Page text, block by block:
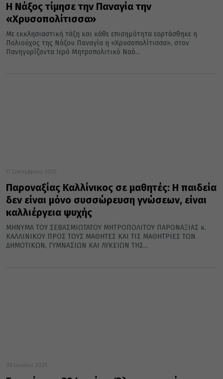
Η Νάξος τίμησε την Παναγία την
«Χρυσοπολίτισσα»
Με εκκλησιαστική τάξη και κάθε επισημότητα εορτάσθηκε η
Πολιούχος της Νάξου Παναγία η «Χρυσοπολίτισσα», στον
Πανηγυρίζοντα Ιερό Μητροπολιτικό Ναό...
11 Σεπτεμβρίου 2025
Παροναξίας Καλλίνικος σε μαθητές: Η παιδεία
δεν είναι μόνο συσσώρευση γνώσεων, είναι
καλλιέργεια ψυχής
ΜΗΝΥΜΑ ΤΟΥ ΣΕΒΑΣΜΙΩΤΑΤΟΥ ΜΗΤΡΟΠΟΛΙΤΟΥ ΠΑΡΟΝΑΞΙΑΣ κ.
ΚΑΛΛΙΝΙΚΟΥ ΠΡΟΣ ΤΟΥΣ ΜΑΘΗΤΕΣ ΚΑΙ ΤΙΣ ΜΑΘΗΤΡΙΕΣ ΤΩΝ
ΔΗΜΟΤΙΚΩΝ, ΓΥΜΝΑΣΙΩΝ ΚΑΙ ΛΥΚΕΙΩΝ ΤΗΣ...
30 Ιουνίου 2025